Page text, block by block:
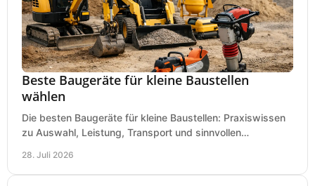
Beste Baugeräte für kleine Baustellen
wählen
Die besten Baugeräte für kleine Baustellen: Praxiswissen
zu Auswahl, Leistung, Transport und sinnvollen
28. Juli 2026